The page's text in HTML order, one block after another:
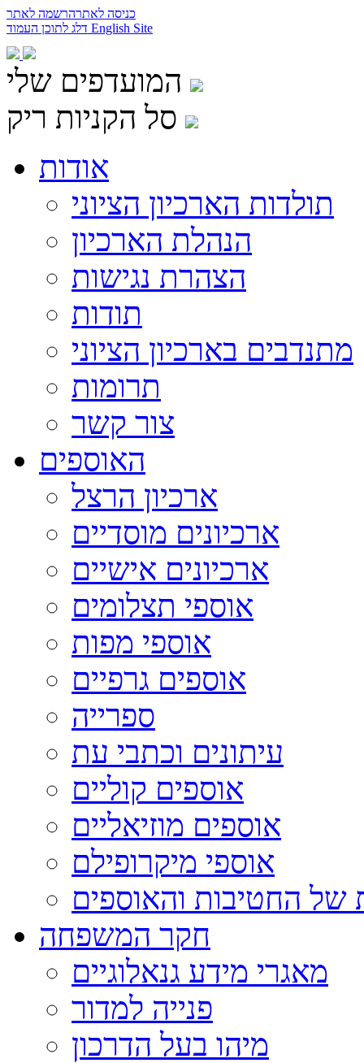
כניסה לאתרהרשמה לאתר
English Site
המועדפים שלי
סל הקניות ריק
אודות
תולדות הארכיון הציוני
הנהלת הארכיון
הצהרת נגישות
תודות
מתנדבים בארכיון הציוני
תרומות
צור קשר
האוספים
ארכיון הרצל
ארכיונים מוסדיים
ארכיונים אישיים
אוספי תצלומים
אוספי מפות
אוספים גרפיים
ספרייה
עיתונים וכתבי עת
אוספים קוליים
אוספים מוזיאליים
אוספי מיקרופילם
של החטיבות והאוספים
חקר המשפחה
מאגרי מידע גנאלוגיים
פנייה למדור
מיהו בעל הדרכון